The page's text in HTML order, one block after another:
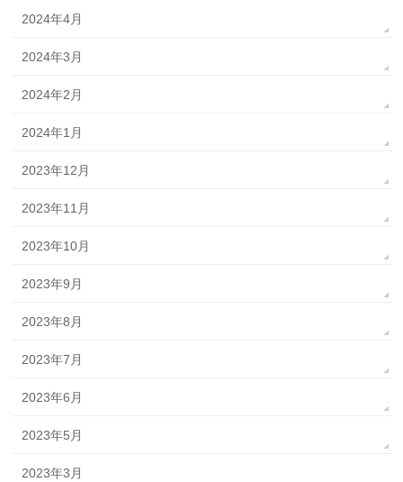
2024年4月
2024年3月
2024年2月
2024年1月
2023年12月
2023年11月
2023年10月
2023年9月
2023年8月
2023年7月
2023年6月
2023年5月
2023年3月